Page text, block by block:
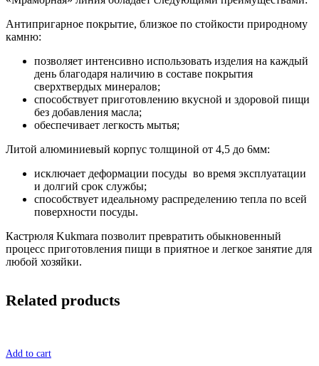
Антипригарное покрытие, близкое по стойкости природному
камню:
позволяет интенсивно использовать изделия на каждый
день благодаря наличию в составе покрытия
сверхтвердых минералов;
способствует приготовлению вкусной и здоровой пищи
без добавления масла;
обеспечивает легкость мытья;
Литой алюминиевый корпус толщиной от 4,5 до 6мм:
исключает деформации посуды во время эксплуатации
и долгий срок службы;
способствует идеальному распределению тепла по всей
поверхности посуды.
Кастрюля Kukmara позволит превратить обыкновенный
процесс приготовления пищи в приятное и легкое занятие для
любой хозяйки.
Related products
Add to cart